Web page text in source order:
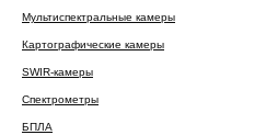
Мультиспектральные камеры
Картографические камеры
SWIR-камеры
Спектрометры
БПЛА